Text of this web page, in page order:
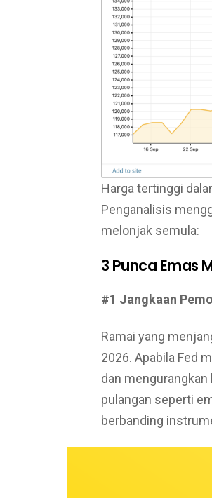
Harga tertinggi
Penganalisis
melonjak semula:
3 Punca Emas
#1 Jangkaan
Ramai yang
2026. Apabila Fed
dan
pulangan seperti
berbanding